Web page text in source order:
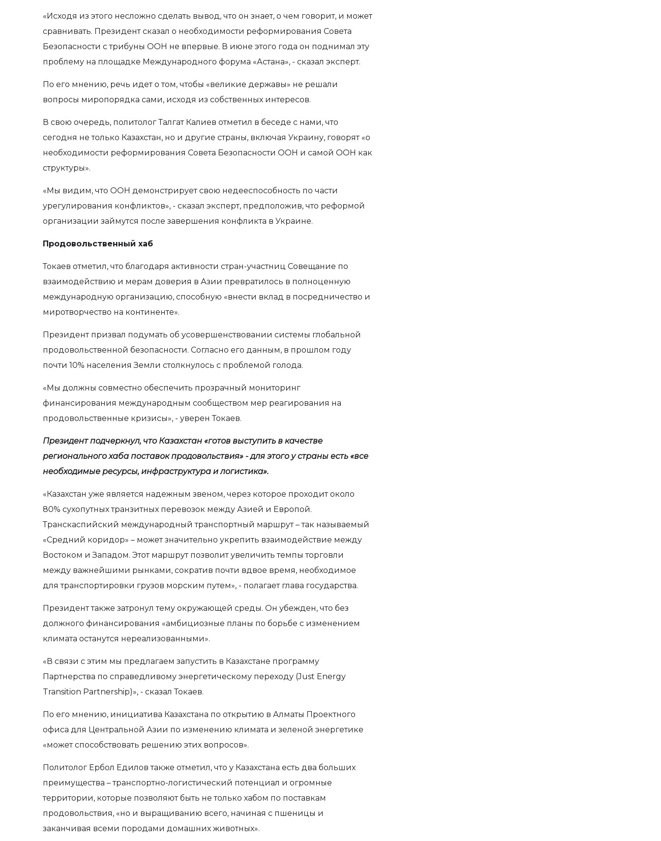
«Исходя из этого несложно сделать вывод, что он знает, о чем говорит, и может
сравнивать. Президент сказал о необходимости реформирования Совета
Безопасности с трибуны ООН не впервые. В июне этого года он поднимал эту
проблему на площадке Международного форума «Астана», - сказал эксперт.
По его мнению, речь идет о том, чтобы «великие державы» не решали
вопросы миропорядка сами, исходя из собственных интересов.
В свою очередь, политолог Талгат Калиев отметил в беседе с нами, что
сегодня не только Казахстан, но и другие страны, включая Украину, говорят «о
необходимости реформирования Совета Безопасности ООН и самой ООН как
структуры».
«Мы видим, что ООН демонстрирует свою недееспособность по части
урегулирования конфликтов», - сказал эксперт, предположив, что реформой
организации займутся после завершения конфликта в Украине.
Продовольственный хаб
Токаев отметил, что благодаря активности стран-участниц Совещание по
взаимодействию и мерам доверия в Азии превратилось в полноценную
международную организацию, способную «внести вклад в посредничество и
миротворчество на континенте».
Президент призвал подумать об усовершенствовании системы глобальной
продовольственной безопасности. Согласно его данным, в прошлом году
почти 10% населения Земли столкнулось с проблемой голода.
«Мы должны совместно обеспечить прозрачный мониторинг
финансирования международным сообществом мер реагирования на
продовольственные кризисы», - уверен Токаев.
Президент подчеркнул, что Казахстан «готов выступить в качестве
регионального хаба поставок продовольствия» - для этого у страны есть «все
необходимые ресурсы, инфраструктура и логистика».
«Казахстан уже является надежным звеном, через которое проходит около
80% сухопутных транзитных перевозок между Азией и Европой.
Транскаспийский международный транспортный маршрут – так называемый
«Средний коридор» – может значительно укрепить взаимодействие между
Востоком и Западом. Этот маршрут позволит увеличить темпы торговли
между важнейшими рынками, сократив почти вдвое время, необходимое
для транспортировки грузов морским путем», - полагает глава государства.
Президент также затронул тему окружающей среды. Он убежден, что без
должного финансирования «амбициозные планы по борьбе с изменением
климата останутся нереализованными».
«В связи с этим мы предлагаем запустить в Казахстане программу
Партнерства по справедливому энергетическому переходу (Just Energy
Transition Partnership)», - сказал Токаев.
По его мнению, инициатива Казахстана по открытию в Алматы Проектного
офиса для Центральной Азии по изменению климата и зеленой энергетике
«может способствовать решению этих вопросов».
Политолог Ербол Едилов также отметил, что у Казахстана есть два больших
преимущества – транспортно-логистический потенциал и огромные
территории, которые позволяют быть не только хабом по поставкам
продовольствия, «но и выращиванию всего, начиная с пшеницы и
заканчивая всеми породами домашних животных».